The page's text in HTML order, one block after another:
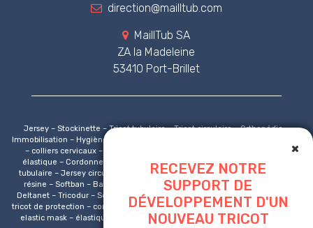
direction@mailltub.com
MaillTub SA
ZA la Madeleine
53410 Port-Brillet
Jersey – Stockinette – Tricot tubulaire – Tricot circulaire – Orthopédie –
Immobilisation – Hygiène – Protection respiratoire – Attelles – Collier cervical
– colliers cervicaux – Marquage CE – Pansement – Bandage – Cordon
élastique – Cordonnet – Bande sous platre – Masque non tissé – Jersey
tubulaire – Jersey circulaire – Bande platrée – Platre de paris – Bande de
résine – Softban – Bandage tubulaire – Tensogrip – jersey compressif –
Deltanet – Tricodur – Softgrip – Géotextile – Bord-côte – Carnex – Franet –
tricot de protection – comfifast – comfigrip – tubigrip – bord-côte – ear loop –
elastic mask – élastique fixation – elastic polypro – elastic polypropylen –
RECEVEZ NOTRE
SUPPORT DE
DÉVELOPPEMENT D'UN
NOUVEAU TRICOT